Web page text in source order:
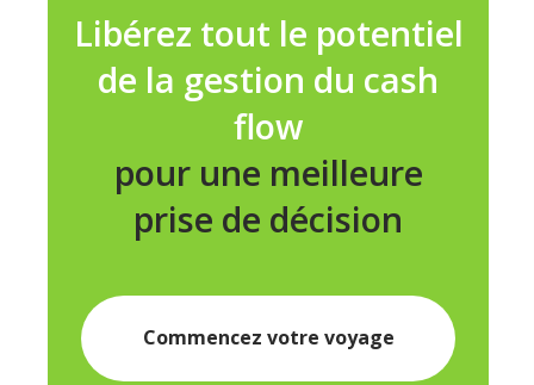
Libérez tout le potentiel
de la gestion du cash
flow
pour une meilleure
prise de décision
Commencez votre voyage